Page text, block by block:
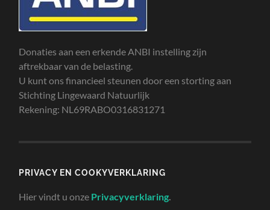
Donaties aan een erkende ANBI instelling zijn
aftrekbaar van de belasting.
U kunt ons financieel steunen door een storting aan
Stichting Lingewaard Natuurlijk
Rekening: NL69RABO0316831271
PRIVACY EN COOKYVERKLARING
Hier vindt u onze Privacyverklaring.